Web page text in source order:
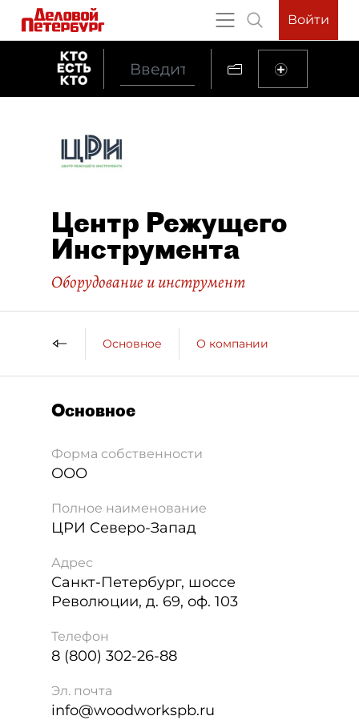
Войти
Центр Режущего
Инструмента
Оборудование и инструмент
Основное О компании
Основное
Форма собственности
ООО
Полное наименование
ЦРИ Северо-Запад
Адрес
Санкт-Петербург, шоссе
Революции, д. 69, оф. 103
Телефон
8 (800) 302-26-88
Эл. почта
info@woodworkspb.ru